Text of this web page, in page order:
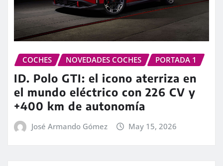
COCHES NOVEDADES COCHES PORTADA 1
ID. Polo GTI: el icono aterriza en
el mundo eléctrico con 226 CV y
+400 km de autonomía
José Armando Gómez May 15, 2026